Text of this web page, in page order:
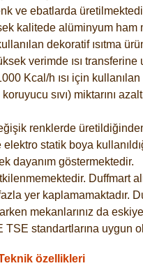
ve ebatlarda
kalitede alüminyum
dekoratif ısıtma
verimde ısı
Kcal/h ısı için
koruyucu sıvı) miktarını
renklerde
statik boya
dayanım göstermektedir.
Duffmart
yer
mekanlarınız da
standartlarına uygun
özellikleri